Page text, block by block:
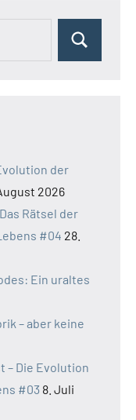
Suchen
der
2026
Rätsel der
#04 28.
Ein uraltes
– aber keine
– Die Evolution
#03 8. Juli